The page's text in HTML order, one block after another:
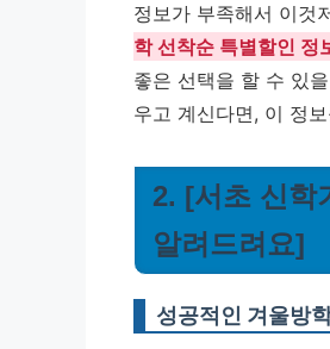
정보가 부족해서 이것
학 선착순 특별할인 정
좋은 선택을 할 수 있
우고 계신다면, 이 정
2. [서초 신학
알려드려요]
성공적인 겨울방